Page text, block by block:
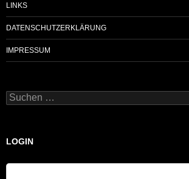
LINKS
DATENSCHUTZERKLÄRUNG
IMPRESSUM
Suchen
nach:
LOGIN